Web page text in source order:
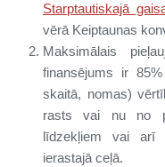
Starptautiskajā
vērā Keiptaunas
Maksimālais
finansējums ir
skaitā, nomas)
rasts vai nu no
līdzekļiem vai arī
ierastajā ceļā.